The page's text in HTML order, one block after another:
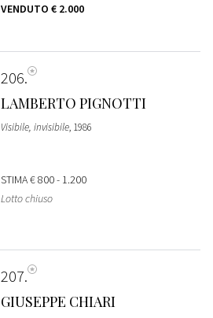
VENDUTO € 2.000
206
LAMBERTO PIGNOTTI
Visibile, invisibile, 1986
STIMA€ 800 - 1.200
Lotto chiuso
207
GIUSEPPE CHIARI